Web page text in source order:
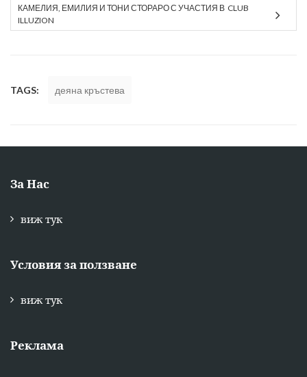
КАМЕЛИЯ, ЕМИЛИЯ И ТОНИ СТОРАРО С УЧАСТИЯ В CLUB
ILLUZION
TAGS: деяна кръстева
За Нас
виж тук
Условия за ползване
виж тук
Реклама